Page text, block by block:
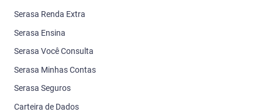
Serasa Renda Extra
Serasa Ensina
Serasa Você Consulta
Serasa Minhas Contas
Serasa Seguros
Carteira de Dados